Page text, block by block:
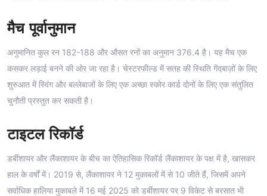
मैच पूर्वानुमान
अनुमानित कुल रन 182-188 और औसत रनों का अनुमान 376.4 है। यह मैच एक
कसकर लड़ाई बनने की ओर जा रहा है। चेस्टरफील्ड में सतह की स्थिति गेंदबाज़ों के लिए
शुरुआत में स्विंग और बल्लेबाजों के लिए एक अच्छा स्कोर कार्ड दोनों के लिए एक संतुलित
चुनौती प्रस्तुत कर सकती है।
टाइटल रिकॉर्ड
डर्बीशायर और लैंकाशायर के बीच का ऐतिहासिक रिकॉर्ड लैंकाशायर के पक्ष में है, खासकर
हाल के वर्षों में। 2019 से, लैंकाशायर ने 12 मुकाबलों में से 10 जीते हैं, जिसमें अपने
सर्वाधिक हालिया मुकाबले में 16 मई 2025 को डर्बीशायर पर 9 विकेट से बरसात भी